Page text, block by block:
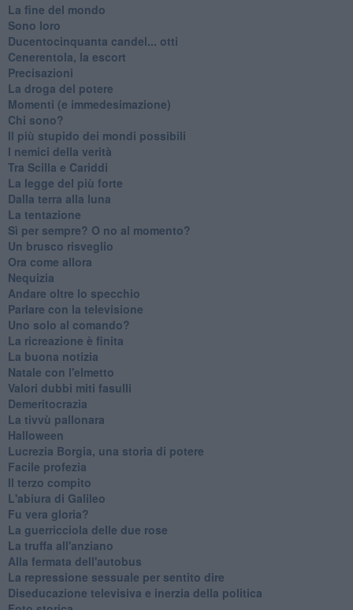
La fine del mondo
Sono loro
Ducentocinquanta candel... otti
Cenerentola, la escort
Precisazioni
La droga del potere
Momenti (e immedesimazione)
Chi sono?
Il più stupido dei mondi possibili
I nemici della verità
Tra Scilla e Cariddi
La legge del più forte
Dalla terra alla luna
La tentazione
​Sì per sempre? O no al momento?
Un brusco risveglio
Ora come allora
Nequizia
Andare oltre lo specchio
Parlare con la televisione
Uno solo al comando?
La ricreazione è finita
La buona notizia
Natale con l'elmetto
Valori dubbi miti fasulli
Demeritocrazia
La tivvù pallonara
Halloween
​Lucrezia Borgia, una storia di potere
Facile profezia
Il terzo compito
L'abiura di Galileo
Fu vera gloria?
La guerricciola delle due rose
La truffa all'anziano
Alla fermata dell'autobus
La repressione sessuale per sentito dire
Diseducazione televisiva e inerzia della politica